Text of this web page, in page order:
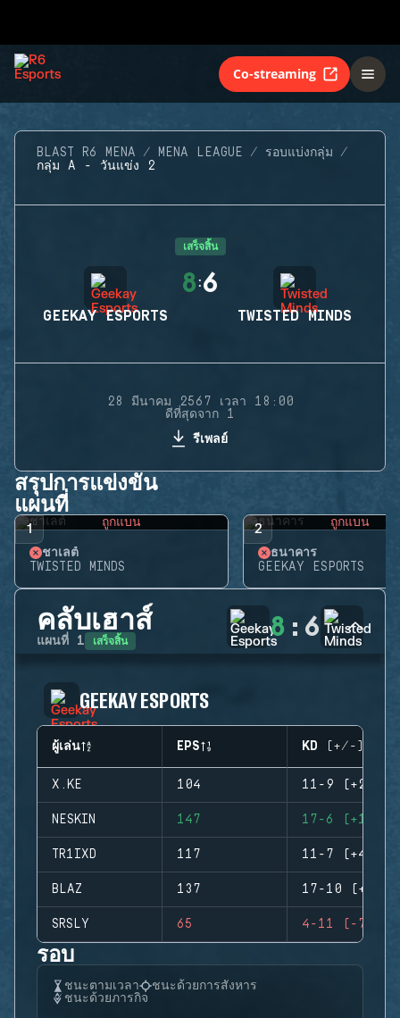
Co-streaming
BLAST R6 MENA MENA LEAGUE
รอบแบ่งกลุ่ม
กลุ่ม A - วันแข่ง 2
เสร็จสิ้น
GEEKAY ESPORTS
8 :6
TWISTED MINDS
28 มีนาคม 2567 เวลา 18:00
ดีที่สุดจาก 1
รีเพลย์
สรุปการแข่งขัน
แผนที่
1 ถูกแบน
ชาเลต์
TWISTED MINDS
2 ถูกแบน
ธนาคาร
GEEKAY ESPORTS
คลับเฮาส์
แผนที่ 1 เสร็จสิ้น 8 : 6
GEEKAY ESPORTS
ผู้เล่น EPS KD (+/-)
X.KE 104 11-9 (+2)
NESKIN 147 17-6 (+11)
TR1IXD 117 11-7 (+4)
BLAZ 137 17-10 (+7)
SRSLY 65 4-11 (-7)
รอบ
ชนะตามเวลา
ชนะด้วยการสังหาร
ชนะด้วยภารกิจ